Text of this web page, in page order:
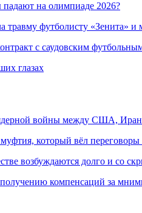
на олимпиаде 2026?
травму футболисту «Зенита»
с саудовским
глазах
войны между США,
который вёл
возбуждаются долго и со
компенсаций за